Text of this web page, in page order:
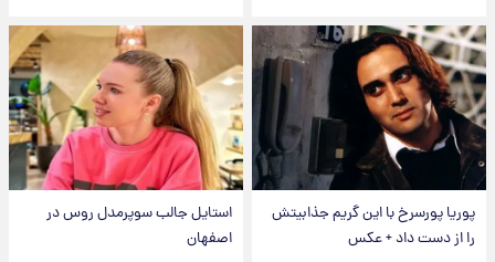
پوریا پورسرخ با این گریم جذابیتش
را از دست داد + عکس
استایل جالب سوپرمدل روس در
اصفهان